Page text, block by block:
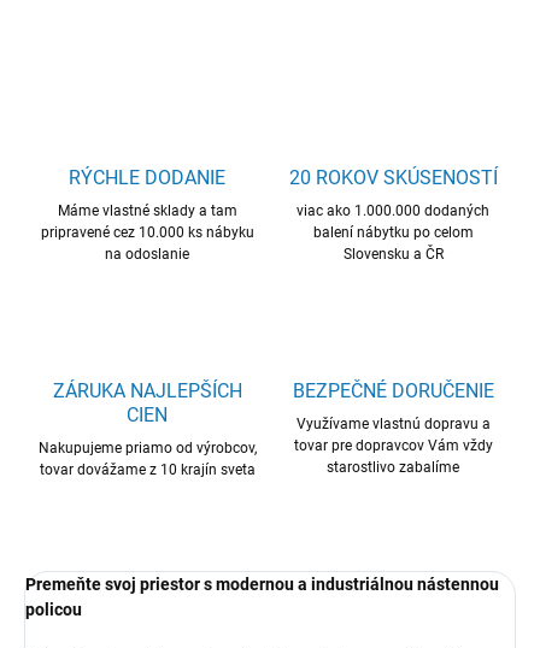
RÝCHLE DODANIE
Máme vlastné sklady a tam
pripravené cez 10.000 ks nábyku
na odoslanie
20 ROKOV SKÚSENOSTÍ
viac ako 1.000.000 dodaných
balení nábytku po celom
Slovensku a ČR
ZÁRUKA NAJLEPŠÍCH
CIEN
Nakupujeme priamo od výrobcov,
tovar dovážame z 10 krajín sveta
BEZPEČNÉ DORUČENIE
Využívame vlastnú dopravu a
tovar pre dopravcov Vám vždy
starostlivo zabalíme
Premeňte svoj priestor s modernou a industriálnou nástennou
policou